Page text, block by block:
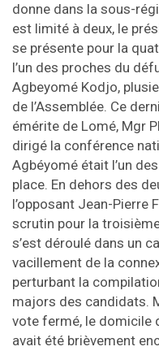
donne dans la sous-
est limité à deux, le
se présente pour la
l’un des proches du
Agbeyomé Kodjo,
de l’Assemblée. Ce
émérite de Lomé, Mgr
dirigé la conférence
Agbéyomé était l’un
place. En dehors des
l’opposant Jean-Pierre
scrutin pour la
s’est déroulé dans un
vacillement de la
perturbant la
majors des candidats.
vote fermé, le domicile
avait été brièvement